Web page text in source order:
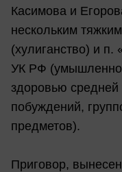
Касимова и
нескольким
(хулиганство) и п.
УК РФ
здоровью средней
побуждений,
предметов).
Приговор,